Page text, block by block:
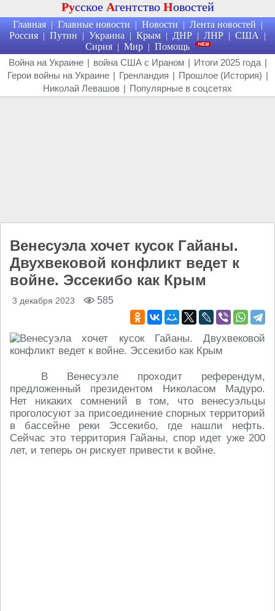
Русское Агентство Новостей
Главная | Главные новости | Новости | Лента новостей |
Россия | Путин | Украина | Крым | ДНР | ЛНР | США |
Сирия | Мир | Помощь
Война на Украине | война США с Ираном | Итоги 2025 года |
Герои войны на Украине | Гренландия | Прошлое (История) |
Николай Левашов | Популярные в соцсетях
Венесуэла хочет кусок Гайаны.
Двухвековой конфликт ведет к
войне. Эссекибо как Крым
3 декабря 2023 585
В Венесуэле проходит референдум,
предложенный президентом Николасом Мадуро.
Нет никаких сомнений в том, что венесуэльцы
проголосуют за присоединение спорных территорий
в бассейне реки Эссекибо, где нашли нефть.
Сейчас это территория Гайаны, спор идет уже 200
лет, и теперь он рискует привести к войне.